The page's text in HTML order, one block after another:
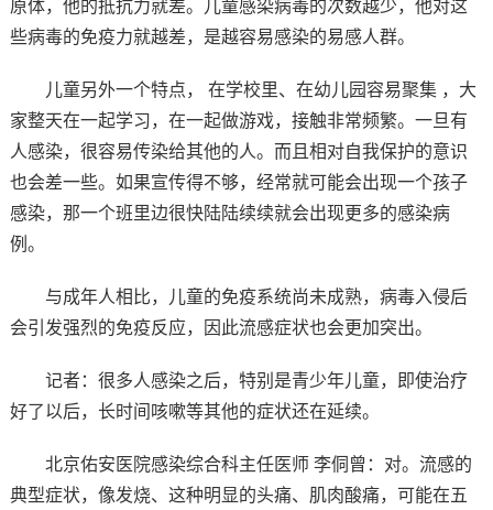
原体，他的抵抗力就差。儿童感染病毒的次数越少，他对这
些病毒的免疫力就越差，是越容易感染的易感人群。
儿童另外一个特点， 在学校里、在幼儿园容易聚集 ，大
家整天在一起学习，在一起做游戏，接触非常频繁。一旦有
人感染，很容易传染给其他的人。而且相对自我保护的意识
也会差一些。如果宣传得不够，经常就可能会出现一个孩子
感染，那一个班里边很快陆陆续续就会出现更多的感染病
例。
与成年人相比，儿童的免疫系统尚未成熟，病毒入侵后
会引发强烈的免疫反应，因此流感症状也会更加突出。
记者：很多人感染之后，特别是青少年儿童，即使治疗
好了以后，长时间咳嗽等其他的症状还在延续。
北京佑安医院感染综合科主任医师 李侗曾：对。流感的
典型症状，像发烧、这种明显的头痛、肌肉酸痛，可能在五